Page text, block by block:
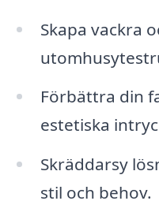
Skapa vackra
Förbättra din
estetiska
Skräddarsy
stil och behov.